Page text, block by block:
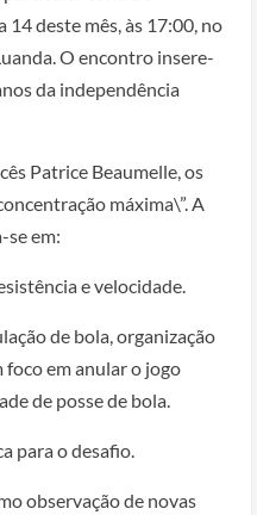
deste mês, às 17:00, no
O encontro insere-
da independência
Patrice Beaumelle, os
máxima\”. A
se em:
e velocidade.
de bola, organização
foco em anular o jogo
de posse de bola.
para o desafio.
observação de novas